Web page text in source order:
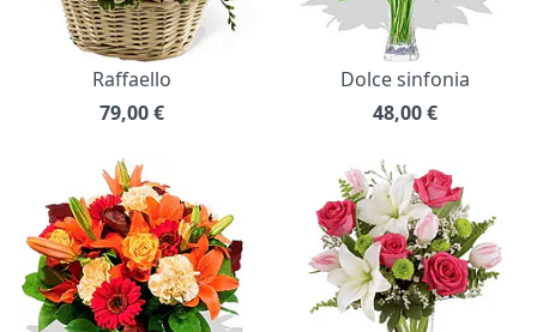
Raffaello
79,00€
Dolce sinfonia
48,00€